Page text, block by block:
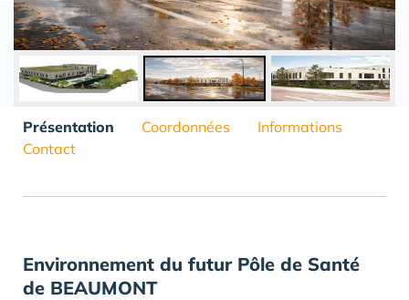
Présentation Coordonnées
Informations
Contact
Environnement du futur Pôle de Santé
de BEAUMONT